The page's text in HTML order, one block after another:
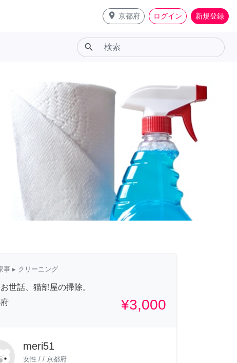
place 京都府 ログイン 新規登録
search
事▸ クリーニング
世話、猫部屋の掃除。
¥3,000
meri51
女性 / / 京都府